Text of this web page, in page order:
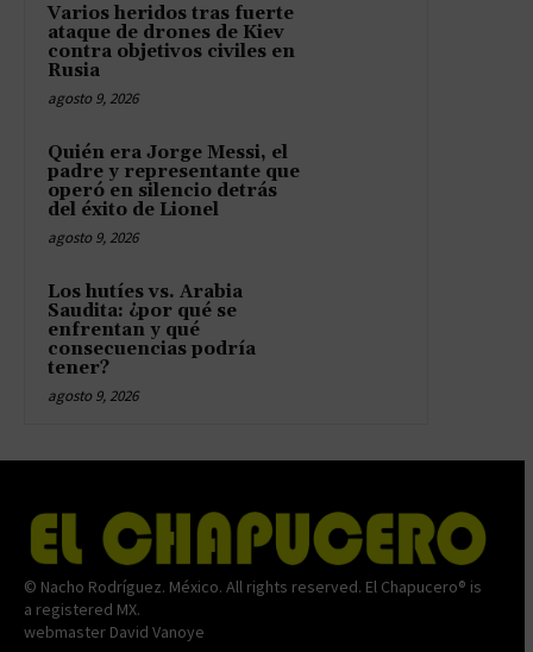
Varios heridos tras fuerte
ataque de drones de Kiev
contra objetivos civiles en
Rusia
agosto 9, 2026
Quién era Jorge Messi, el
padre y representante que
operó en silencio detrás
del éxito de Lionel
agosto 9, 2026
Los hutíes vs. Arabia
Saudita: ¿por qué se
enfrentan y qué
consecuencias podría
tener?
agosto 9, 2026
© Nacho Rodríguez. México. All rights reserved. El Chapucero® is
a registered MX.
webmaster David Vanoye